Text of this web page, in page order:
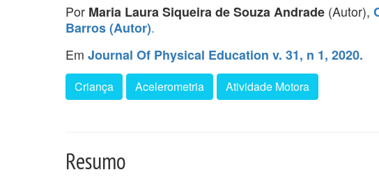
Por Maria Laura Siqueira de Souza Andrade (Autor),
Barros (Autor).
Em Journal Of Physical Education v. 31, n 1, 2020.
Criança Acelerometria Atividade Motora
Resumo